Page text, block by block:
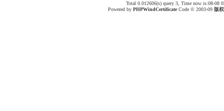
Total 0.012606(s) query 3, Time now is:08-08
Powered byPHPWindCertificate Code © 2003-09版